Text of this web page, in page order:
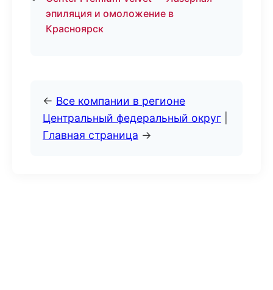
эпиляция и омоложение в
Красноярск
← Все компании в регионе
Центральный федеральный округ
Главная страница →